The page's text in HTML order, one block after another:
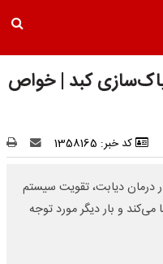
کبد | خواص
کد خبر: 1358165
درمان دیابت، تقویت سیستم
می‌کند و بار دیگر مورد توجه